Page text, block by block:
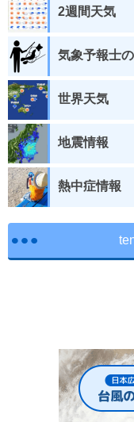
2週間天気
気象予報士
世界天気
地震情報
熱中症情報